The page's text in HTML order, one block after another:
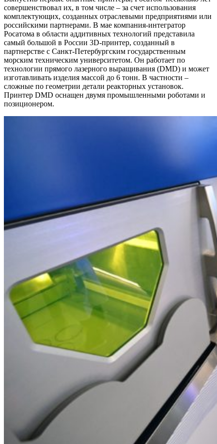
совершенствовал их, в том числе – за счет использования
комплектующих, созданных отраслевыми предприятиями или
российскими партнерами. В мае компания-интегратор
Росатома в области аддитивных технологий представила
самый большой в России 3D-принтер, созданный в
партнерстве с Санкт-Петербургским государственным
морским техническим университетом. Он работает по
технологии прямого лазерного выращивания (DMD) и может
изготавливать изделия массой до 6 тонн. В частности –
сложные по геометрии детали реакторных установок.
Принтер DMD оснащен двумя промышленными роботами и
позиционером.